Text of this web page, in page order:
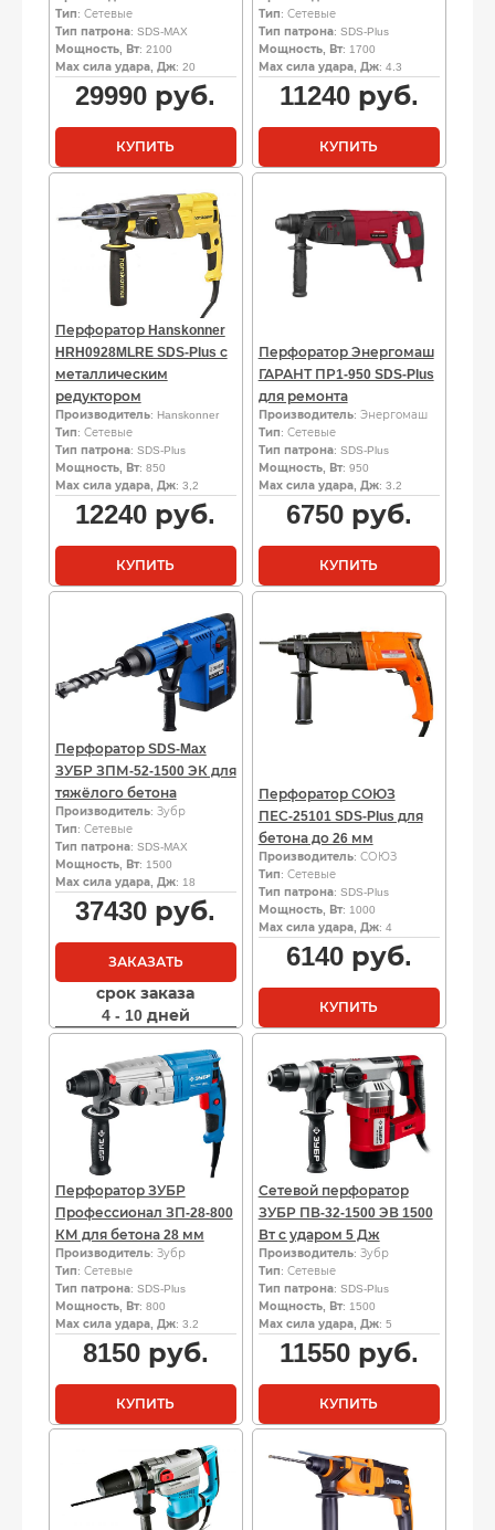
Тип: Сетевые
Тип патрона: SDS-MAX
Мощность, Вт: 2100
Мах сила удара, Дж: 20
29990 руб.
КУПИТЬ
Тип: Сетевые
Тип патрона: SDS-Plus
Мощность, Вт: 1700
Мах сила удара, Дж: 4.3
11240руб.
КУПИТЬ
Перфоратор Hanskonner
HRH0928MLRE SDS-Plus с
металлическим
редуктором
Производитель: Hanskonner
Тип: Сетевые
Тип патрона: SDS-Plus
Мощность, Вт: 850
Мах сила удара, Дж: 3,2
12240 руб.
КУПИТЬ
Перфоратор Энергомаш
ГАРАНТ ПР1-950 SDS-Plus
для ремонта
Производитель: Энергомаш
Тип: Сетевые
Тип патрона: SDS-Plus
Мощность, Вт: 950
Мах сила удара, Дж: 3.2
6750руб.
КУПИТЬ
Перфоратор SDS-Max
ЗУБР ЗПМ-52-1500 ЭК для
тяжёлого бетона
Производитель: Зубр
Тип: Сетевые
Тип патрона: SDS-MAX
Мощность, Вт: 1500
Мах сила удара, Дж: 18
37430 руб.
ЗАКАЗАТЬ
срок заказа
4 - 10 дней
Перфоратор СОЮЗ
ПЕС-25101 SDS-Plus для
бетона до 26 мм
Производитель: СОЮЗ
Тип: Сетевые
Тип патрона: SDS-Plus
Мощность, Вт: 1000
Мах сила удара, Дж: 4
6140руб.
КУПИТЬ
Перфоратор ЗУБР
Профессионал ЗП-28-800
КМ для бетона 28 мм
Производитель: Зубр
Тип: Сетевые
Тип патрона: SDS-Plus
Мощность, Вт: 800
Мах сила удара, Дж: 3.2
8150руб.
КУПИТЬ
Сетевой перфоратор
ЗУБР ПВ-32-1500 ЭВ 1500
Вт с ударом 5 Дж
Производитель: Зубр
Тип: Сетевые
Тип патрона: SDS-Plus
Мощность, Вт: 1500
Мах сила удара, Дж: 5
11550руб.
КУПИТЬ